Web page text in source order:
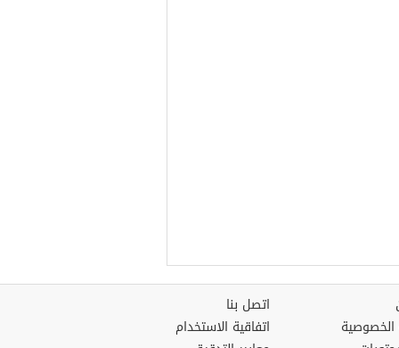
اتصل بنا
اتفاقية الاستخدام